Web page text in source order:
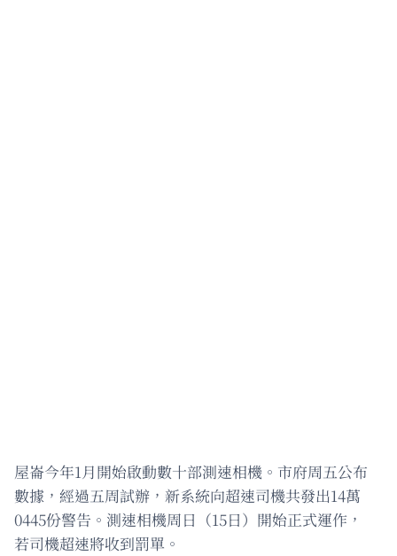
屋崙今年1月開始啟動數十部測速相機。市府周五公布
數據，經過五周試辦，新系統向超速司機共發出14萬
0445份警告。測速相機周日（15日）開始正式運作，
若司機超速將收到罰單。